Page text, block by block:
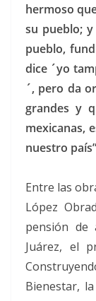
hermoso
su pueblo;
pueblo,
dice ´yo
´, pero da
grandes y
mexicanas,
nuestro país”
Entre las
López
pensión de
Juárez, el
Bienestar,